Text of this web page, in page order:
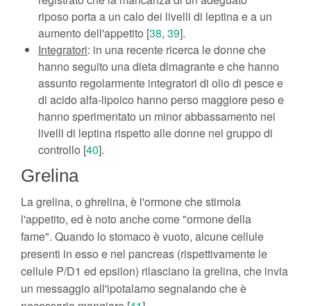
riposo porta a un calo dei livelli di leptina e a un
aumento dell'appetito [38, 39].
Integratori: in una recente ricerca le donne che
hanno seguito una dieta dimagrante e che hanno
assunto regolarmente integratori di olio di pesce e
di acido alfa-lipoico hanno perso maggiore peso e
hanno sperimentato un minor abbassamento nei
livelli di leptina rispetto alle donne nel gruppo di
controllo [40].
Grelina
La grelina, o ghrelina, è l'ormone che stimola
l'appetito, ed è noto anche come "ormone della
fame". Quando lo stomaco è vuoto, alcune cellule
presenti in esso e nel pancreas (rispettivamente le
cellule P/D1 ed epsilon) rilasciano la grelina, che invia
un messaggio all'ipotalamo segnalando che è